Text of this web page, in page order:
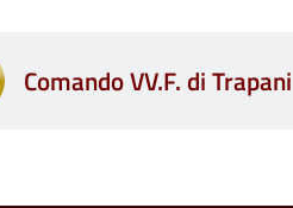
Comando VV.F. di Trapani